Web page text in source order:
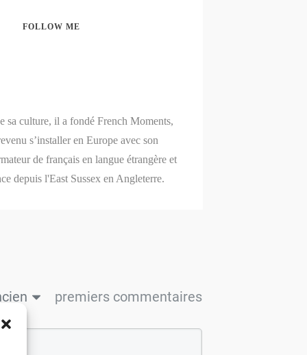
FOLLOW ME
sa culture, il a fondé French Moments,
s’installer en Europe avec son
de français en langue étrangère et
depuis l'East Sussex en Angleterre.
premiers commentaires